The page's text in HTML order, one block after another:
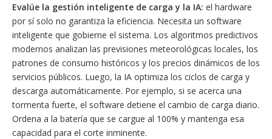
Evalúe la gestión inteligente de carga y la IA: el hardware
por sí solo no garantiza la eficiencia. Necesita un software
inteligente que gobierne el sistema. Los algoritmos predictivos
modernos analizan las previsiones meteorológicas locales, los
patrones de consumo históricos y los precios dinámicos de los
servicios públicos. Luego, la IA optimiza los ciclos de carga y
descarga automáticamente. Por ejemplo, si se acerca una
tormenta fuerte, el software detiene el cambio de carga diario.
Ordena a la batería que se cargue al 100% y mantenga esa
capacidad para el corte inminente.